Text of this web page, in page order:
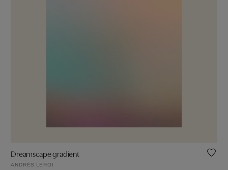
Dreamscape gradient
ANDRÉS LEROI